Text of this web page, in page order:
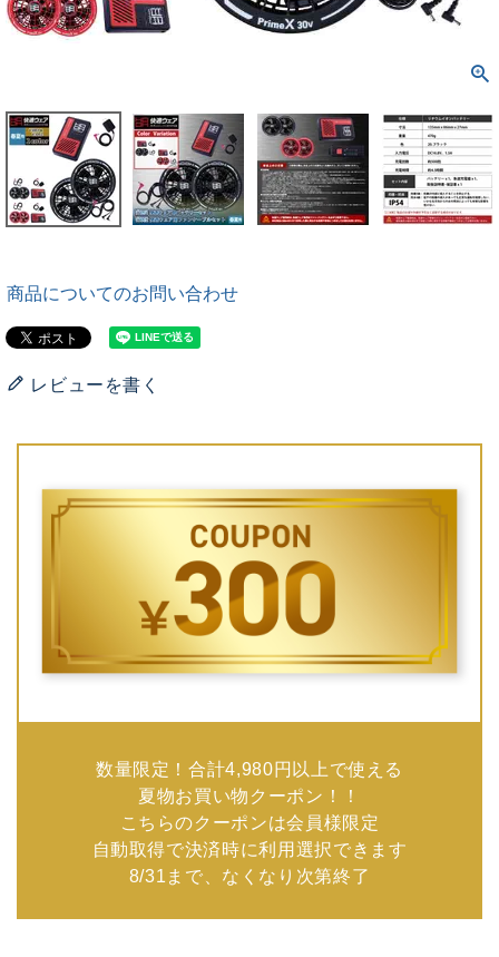
商品についてのお問い合わせ
レビューを書く
数量限定！合計4,980円以上で使える
夏物お買い物クーポン！！
こちらのクーポンは会員様限定
自動取得で決済時に利用選択できます
8/31まで、なくなり次第終了